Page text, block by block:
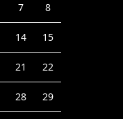
7 8
14 15
21 22
28 29